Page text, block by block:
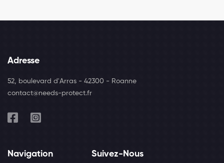
Adresse
52, boulevard d'Arras - 42300 - Roanne
contact@needs-protect.fr
Navigation Suivez-Nous